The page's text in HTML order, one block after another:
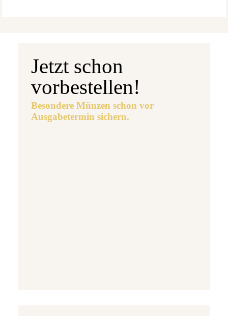
Jetzt schon
vorbestellen!
Besondere Münzen schon vor
Ausgabetermin sichern.